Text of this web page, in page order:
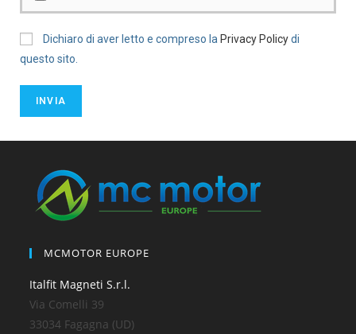
Dichiaro di aver letto e compreso la Privacy Policydi
questo sito.
MCMOTOR EUROPE
Italfit Magneti S.r.l.
Via Comelli 39
33034 Fagagna (UD)